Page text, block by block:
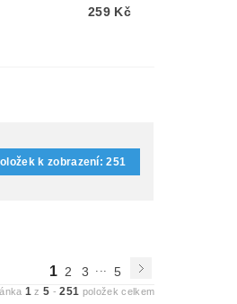
259 Kč
k zobrazení:251
1 2 3 ... 5
1 z5 -251 položek celkem